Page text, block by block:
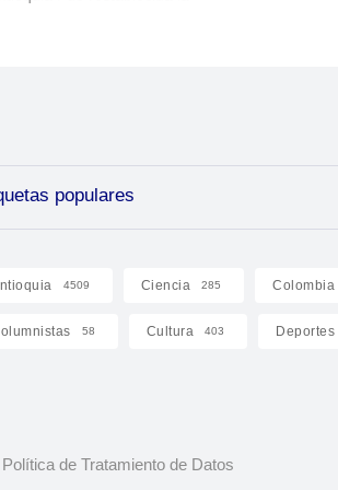
populares
4509 Ciencia 285 Colombia
58 Cultura 403 Deportes
Política de Tratamiento de Datos